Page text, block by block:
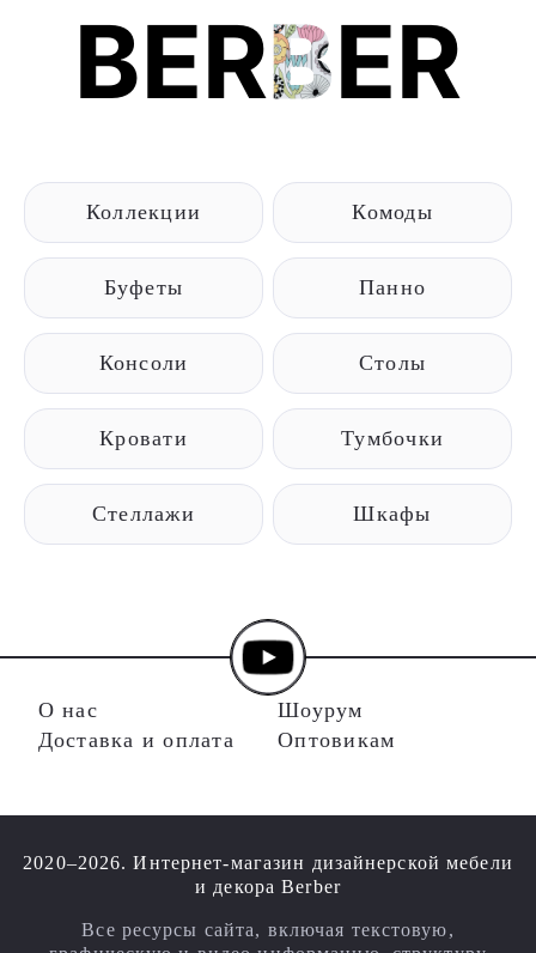
BERBER
Коллекции Комоды
Буфеты Панно
Консоли Столы
Кровати Тумбочки
Стеллажи Шкафы
О нас
Доставка и оплата
Шоурум
Оптовикам
2020–2026. Интернет-магазин дизайнерской мебели
и декора Berber
Все ресурсы сайта, включая текстовую,